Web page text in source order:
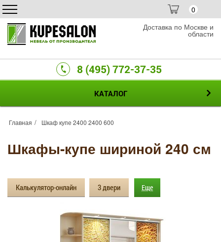
0
Доставка по Москве и
области
8 (495) 772-37-35
КАТАЛОГ
Главная Шкаф купе 2400 2400 600
Шкафы-купе шириной 240 см
Калькулятор-онлайн 3 двери
Зеркальные
Пескоструй
Еще